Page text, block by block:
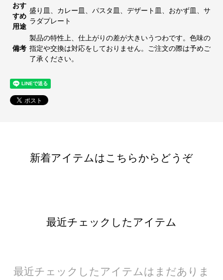
おす
すめ
用途
盛り皿、カレー皿、パスタ皿、デザート皿、おかず皿、サ
ラダプレート
備考
製品の特性上、仕上がりの差が大きいうつわです。色味の
指定や交換は対応をしておりません。ご注文の際は予めご
了承ください。
新着アイテムはこちらからどうぞ
最近チェックしたアイテム
最近チェックしたアイテムはまだありま